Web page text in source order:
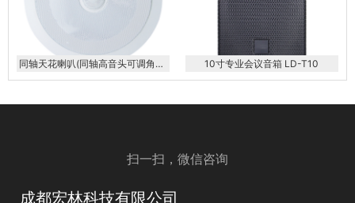
同轴天花喇叭(同轴高音头可调角度)
KS-608AP
10寸专业会议音箱 LD-T10
扫一扫，微信咨询
成都宏林科技有限公司